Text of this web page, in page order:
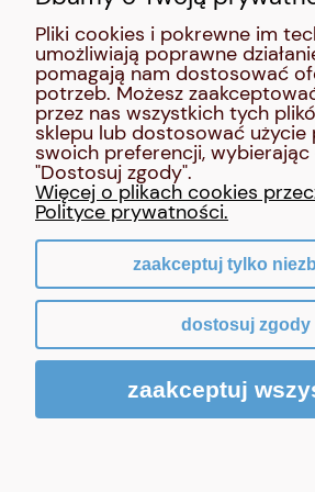
MOJE KONTO
INFORMACJE
O NAS
pokaż pełną wersję
Sklep internetowy Shoper
Pliki cookies i pokrewne im
umożliwiają poprawne
pomagają nam dostosować
potrzeb. Możesz
przez nas wszystkich tych
sklepu lub dostosować użycie
swoich preferencji,
"Dostosuj zgody".
Więcej o plikach cookies
Polityce prywatności.
zaakceptuj tylko
dostosuj zgody
zaakceptuj